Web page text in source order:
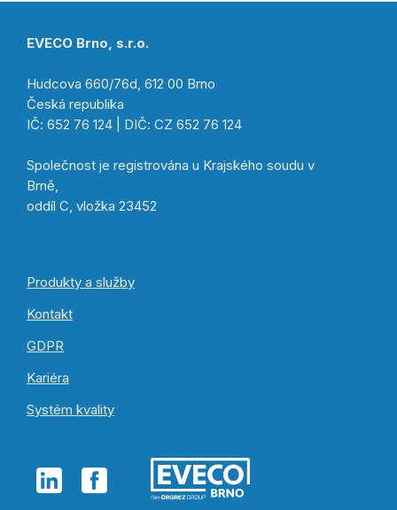
EVECO Brno, s.r.o.
Hudcova 660/76d, 612 00 Brno
Česká republika
IČ: 652 76 124 | DIČ: CZ 652 76 124
Společnost je registrována u Krajského soudu v
Brně,
oddíl C, vložka 23452
Produkty a služby
Kontakt
GDPR
Kariéra
Systém kvality